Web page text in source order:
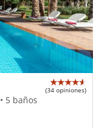
(34 opiniones)
5 baños